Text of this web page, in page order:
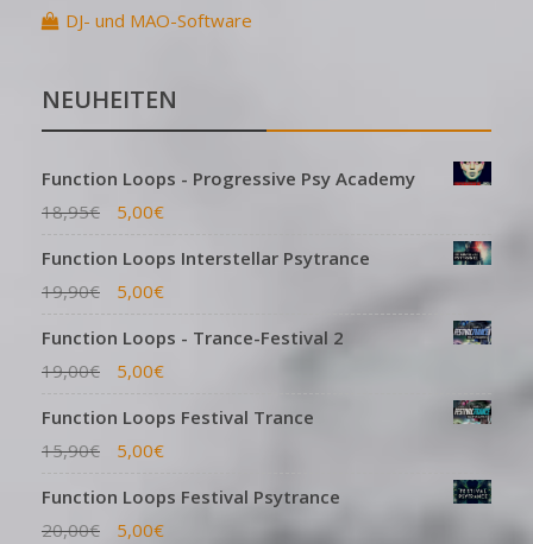
DJ- und MAO-Software
NEUHEITEN
Function Loops - Progressive Psy Academy
18,95€ 5,00€
Function Loops Interstellar Psytrance
19,90€ 5,00€
Function Loops - Trance-Festival 2
19,00€ 5,00€
Function Loops Festival Trance
15,90€ 5,00€
Function Loops Festival Psytrance
20,00€ 5,00€